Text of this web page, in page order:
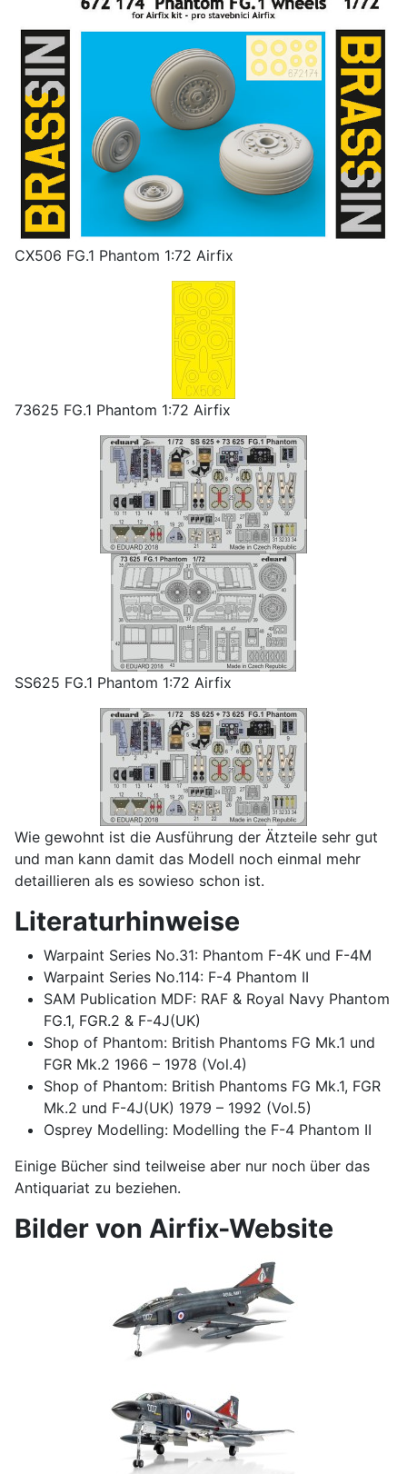
CX506 FG.1 Phantom 1:72 Airfix
73625 FG.1 Phantom 1:72 Airfix
SS625 FG.1 Phantom 1:72 Airfix
Wie gewohnt ist die Ausführung der Ätzteile sehr gut
und man kann damit das Modell noch einmal mehr
detaillieren als es sowieso schon ist.
Literaturhinweise
Warpaint Series No.31: Phantom F-4K und F-4M
Warpaint Series No.114: F-4 Phantom II
SAM Publication MDF: RAF & Royal Navy Phantom
FG.1, FGR.2 & F-4J(UK)
Shop of Phantom: British Phantoms FG Mk.1 und
FGR Mk.2 1966 – 1978 (Vol.4)
Shop of Phantom: British Phantoms FG Mk.1, FGR
Mk.2 und F-4J(UK) 1979 – 1992 (Vol.5)
Osprey Modelling: Modelling the F-4 Phantom II
Einige Bücher sind teilweise aber nur noch über das
Antiquariat zu beziehen.
Bilder von Airfix-Website